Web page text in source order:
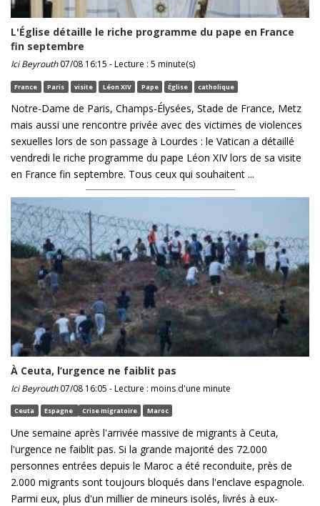
L'Église détaille le riche programme du pape en France
fin septembre
Ici Beyrouth07/08 16:15 - Lecture : 5 minute(s)
France Paris visite Léon XIV Pape Église catholique
Notre-Dame de Paris, Champs-Élysées, Stade de France, Metz
mais aussi une rencontre privée avec des victimes de violences
sexuelles lors de son passage à Lourdes : le Vatican a détaillé
vendredi le riche programme du pape Léon XIV lors de sa visite
en France fin septembre. Tous ceux qui souhaitent ...
À Ceuta, l’urgence ne faiblit pas
Ici Beyrouth07/08 16:05 - Lecture : moins d'une minute
Ceuta Espagne Crise migratoire Maroc
Une semaine après l'arrivée massive de migrants à Ceuta,
l'urgence ne faiblit pas. Si la grande majorité des 72.000
personnes entrées depuis le Maroc a été reconduite, près de
2.000 migrants sont toujours bloqués dans l'enclave espagnole.
Parmi eux, plus d'un millier de mineurs isolés, livrés à eux-